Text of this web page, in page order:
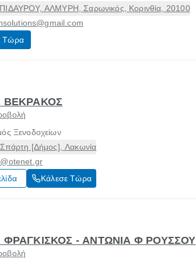
ΑΛΜΥΡΗ, Σαρωνικός, Κορινθία, 20100
Τώρα
ΒΕΚΡΑΚΟΣ
Ξενοδοχείων
[Δήμος], Λακωνία
Κάλεσε Τώρα
ΦΡΑΓΚΙΣΚΟΣ - ΑΝΤΩΝΙΑ Φ ΡΟΥΣΣΟΥ